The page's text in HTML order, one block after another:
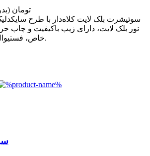
3,850,000 تومان
سوئیشرت بلک لایت کلاه‌دار با طرح
نور بلک لایت، دارای زیپ باکیفیت و چاپ
خاص، فستیوال و مهمانی‌های شبانه.